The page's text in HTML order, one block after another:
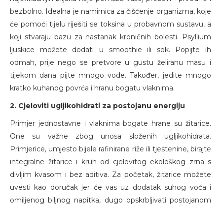
bezbolno. Idealna je namirnica za čišćenje organizma, koje
će pomoći tijelu riješiti se toksina u probavnom sustavu, a
koji stvaraju bazu za nastanak kroničnih bolesti. Psyllium
ljuskice možete dodati u smoothie ili sok. Popijte ih
odmah, prije nego se pretvore u gustu želiranu masu i
tijekom dana pijte mnogo vode. Također, jedite mnogo
kratko kuhanog povrća i hranu bogatu vlaknima.
2. Cjeloviti ugljikohidrati za postojanu energiju
Primjer jednostavne i vlaknima bogate hrane su žitarice.
One su važne zbog unosa složenih ugljikohidrata.
Primjerice, umjesto bijele rafinirane riže ili tjestenine, birajte
integralne žitarice i kruh od cjelovitog ekološkog zrna s
divljim kvasom i bez aditiva. Za početak, žitarice možete
uvesti kao doručak jer će vas uz dodatak suhog voća i
omiljenog biljnog napitka, dugo opskrbljivati postojanom